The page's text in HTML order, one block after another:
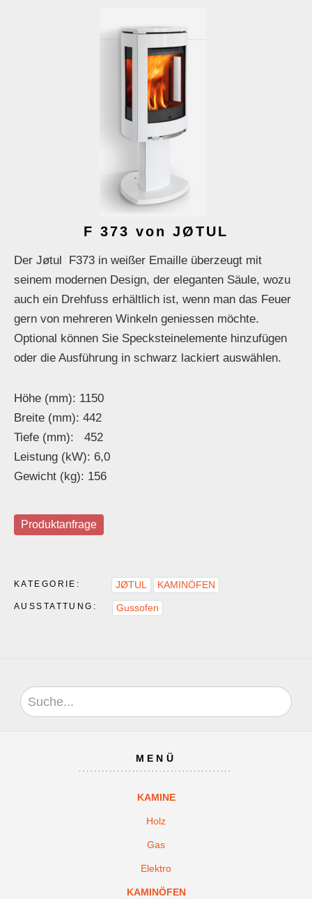
F 373 von JØTUL
Der Jøtul F373 in weißer Emaille überzeugt mit
seinem modernen Design, der eleganten Säule, wozu
auch ein Drehfuss erhältlich ist, wenn man das Feuer
gern von mehreren Winkeln geniessen möchte.
Optional können Sie Specksteinelemente hinzufügen
oder die Ausführung in schwarz lackiert auswählen.
Höhe (mm): 1150
Breite (mm): 442
Tiefe (mm): 452
Leistung (kW): 6,0
Gewicht (kg): 156
Produktanfrage
KATEGORIE: JØTUL KAMINÖFEN
AUSSTATTUNG: Gussofen
MENÜ
KAMINE
Holz
Gas
Elektro
KAMINÖFEN